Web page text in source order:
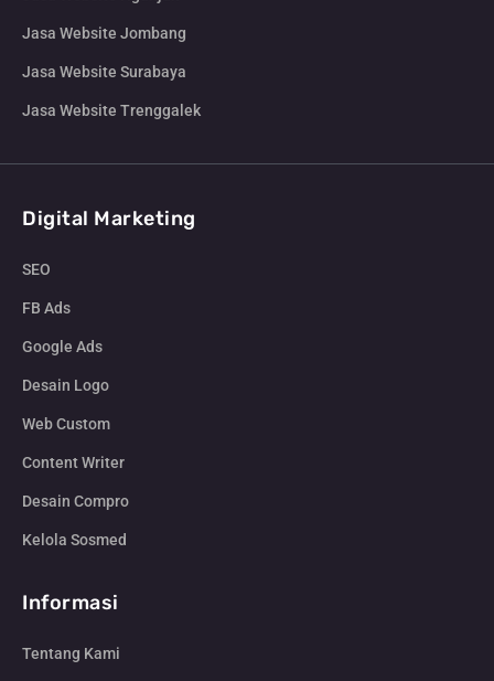
Jasa Website Jombang
Jasa Website Surabaya
Jasa Website Trenggalek
Digital Marketing
SEO
FB Ads
Google Ads
Desain Logo
Web Custom
Content Writer
Desain Compro
Kelola Sosmed
Informasi
Tentang Kami